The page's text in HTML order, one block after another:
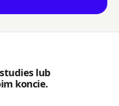
lub
koncie.